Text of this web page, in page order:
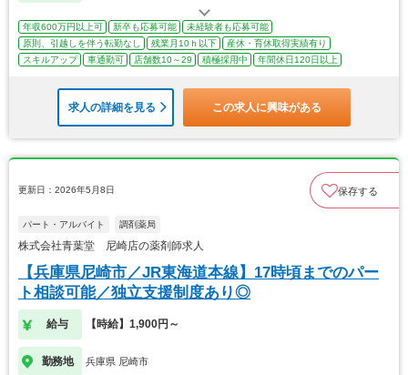
年収600万円以上可 新卒も応募可能
未経験者も応募可能
原則、引越しを伴う転勤なし
残業月10ｈ以下
産休・育休取得実績有り
スキルアップ
車通勤可 店舗数10～29 積極採用中 年間休日120日以上
求人の詳細を見る この求人に興味がある
更新日：2026年5月8日 保存する
パート・アルバイト 調剤薬局
株式会社青葉堂 尼崎店の薬剤師求人
【兵庫県尼崎市／JR東海道本線】17時頃までのパー
ト相談可能／独立支援制度あり◎
給与 【時給】1,900円～
勤務地 兵庫県 尼崎市